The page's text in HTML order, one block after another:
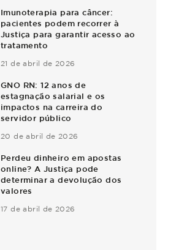
Imunoterapia para câncer:
pacientes podem recorrer à
Justiça para garantir acesso ao
tratamento
21 de abril de 2026
GNO RN: 12 anos de
estagnação salarial e os
impactos na carreira do
servidor público
20 de abril de 2026
Perdeu dinheiro em apostas
online? A Justiça pode
determinar a devolução dos
valores
17 de abril de 2026